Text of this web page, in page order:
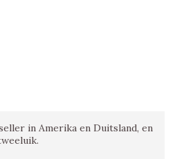
in Amerika en Duitsland, en